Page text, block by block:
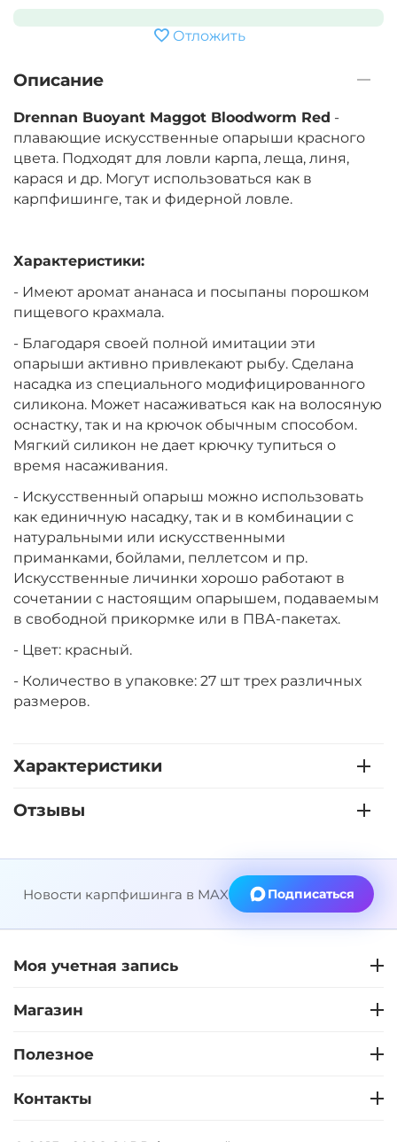
Отложить
Описание
Drennan Buoyant Maggot Bloodworm Red -
плавающие искусственные опарыши красного
цвета. Подходят для ловли карпа, леща, линя,
карася и др. Могут использоваться как в
карпфишинге, так и фидерной ловле.
Характеристики:
- Имеют аромат ананаса и посыпаны порошком
пищевого крахмала.
- Благодаря своей полной имитации эти
опарыши активно привлекают рыбу. Сделана
насадка из специального модифицированного
силикона. Может насаживаться как на волосяную
оснастку, так и на крючок обычным способом.
Мягкий силикон не дает крючку тупиться о
время насаживания.
- Искусственный опарыш можно использовать
как единичную насадку, так и в комбинации с
натуральными или искусственными
приманками, бойлами, пеллетсом и пр.
Искусственные личинки хорошо работают в
сочетании с настоящим опарышем, подаваемым
в свободной прикормке или в ПВА-пакетах.
- Цвет: красный.
- Количество в упаковке: 27 шт трех различных
размеров.
Характеристики
Отзывы
Новости карпфишинга в MAX Подписаться
Моя учетная запись
Магазин
Полезное
Контакты